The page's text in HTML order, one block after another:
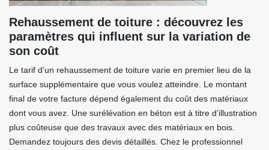
Rehaussement de toiture : découvrez les
paramètres qui influent sur la variation de
son coût
Le tarif d’un rehaussement de toiture varie en premier lieu de la
surface supplémentaire que vous voulez atteindre. Le montant
final de votre facture dépend également du coût des matériaux
dont vous avez. Une surélévation en béton est à titre d’illustration
plus coûteuse que des travaux avec des matériaux en bois.
Demandez toujours des devis détaillés. Chez le professionnel